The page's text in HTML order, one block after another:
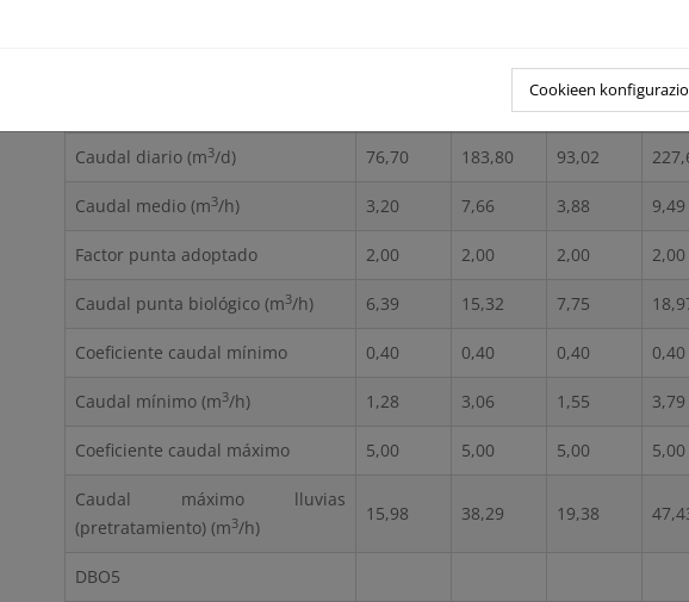
204,00 204,00
Caudal diario (m3/d) 76,70 183,80 93,02
Caudal medio (m3/h) 3,20 7,66 3,88 9,49
Factor punta adoptado 2,00 2,00 2,00 2,00
Caudal punta biológico (m3/h) 6,39 15,32 7,75
Coeficiente caudal mínimo 0,40 0,40 0,40 0,40
Caudal mínimo (m3/h) 1,28 3,06 1,55 3,79
Coeficiente caudal máximo 5,00 5,00 5,00 5,00
Caudal máximo lluvias
(pretratamiento) (m3/h)
15,98 38,29 19,38
DBO5
Cookieen